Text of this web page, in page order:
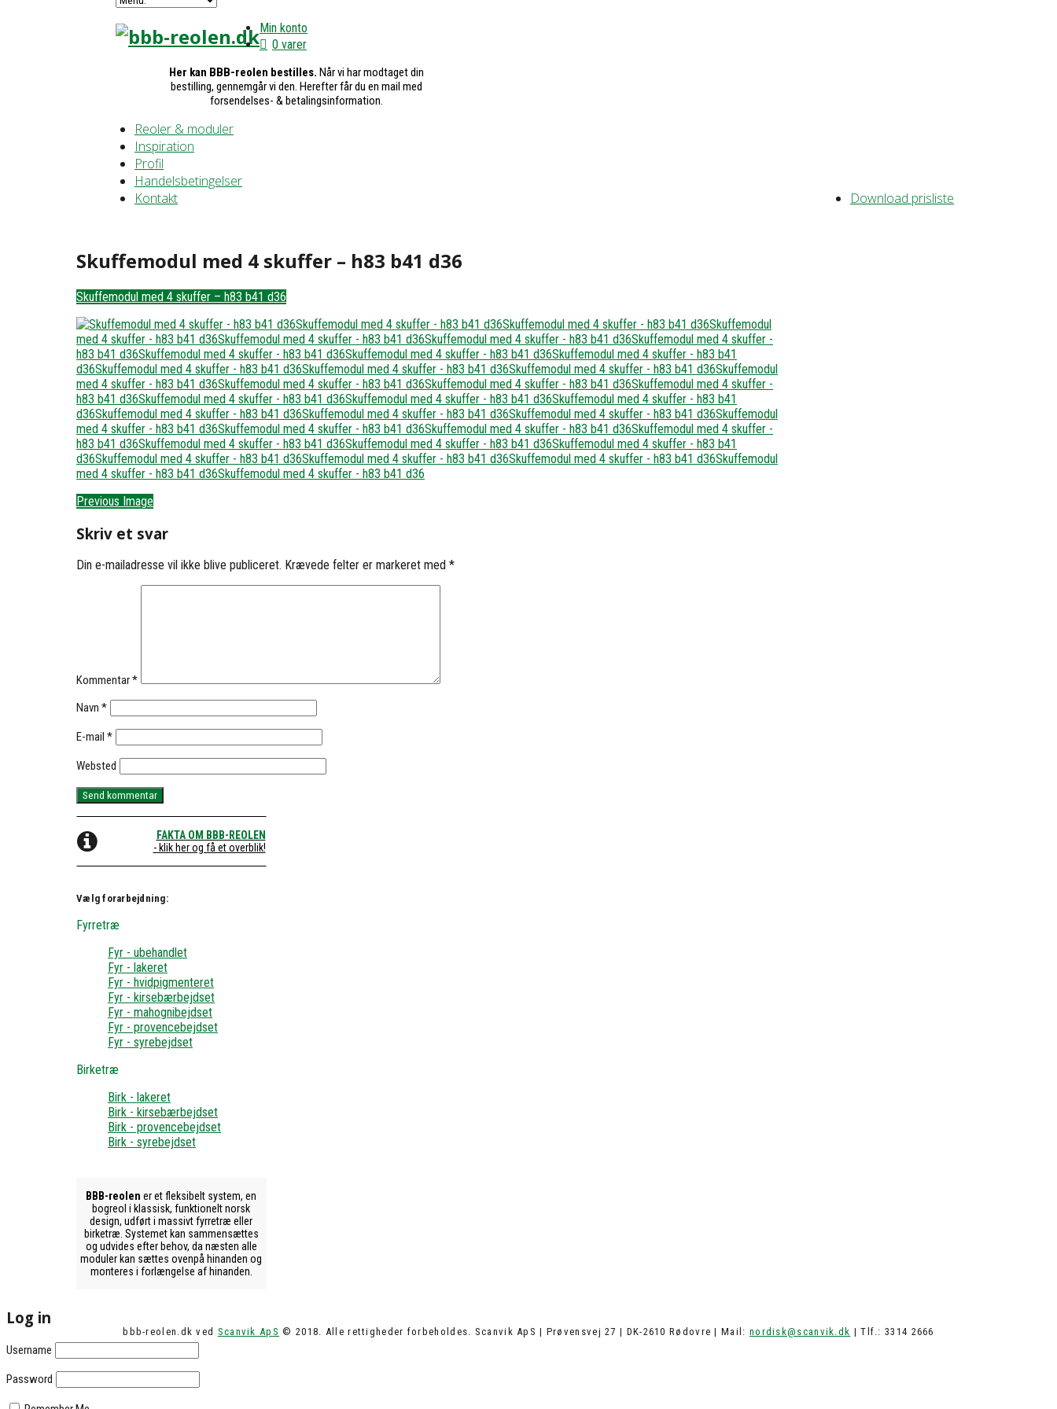
Min konto
0 varer
Her kan BBB-reolen bestilles. Når vi har modtaget din
bestilling, gennemgår vi den. Herefter får du en mail med
forsendelses- & betalingsinformation.
Reoler & moduler
Inspiration
Profil
Handelsbetingelser
Download prisliste
Kontakt
Skuffemodul med 4 skuffer – h83 b41 d36
Skuffemodul med 4 skuffer – h83 b41 d36
Previous Image
Skriv et svar
Din e-mailadresse vil ikke blive publiceret. Krævede felter er markeret med *
Kommentar*
Navn *
E-mail *
Websted
FAKTA OM BBB-REOLEN
- klik her og få et overblik!
Vælg forarbejdning:
Fyrretræ
Fyr - ubehandlet
Fyr - lakeret
Fyr - hvidpigmenteret
Fyr - kirsebærbejdset
Fyr - mahognibejdset
Fyr - provencebejdset
Fyr - syrebejdset
Birketræ
Birk - lakeret
Birk - kirsebærbejdset
Birk - provencebejdset
Birk - syrebejdset
BBB-reolen er et fleksibelt system, en
bogreol i klassisk, funktionelt norsk
design, udført i massivt fyrretræ eller
birketræ. Systemet kan sammensættes
og udvides efter behov, da næsten alle
moduler kan sættes ovenpå hinanden og
monteres i forlængelse af hinanden.
bbb-reolen.dk ved Scanvik ApS © 2018. Alle rettigheder forbeholdes. Scanvik ApS | Prøvensvej 27 | DK-2610 Rødovre | Mail: nordisk@scanvik.dk | Tlf.: 3314 2666
Log in
Username
Password